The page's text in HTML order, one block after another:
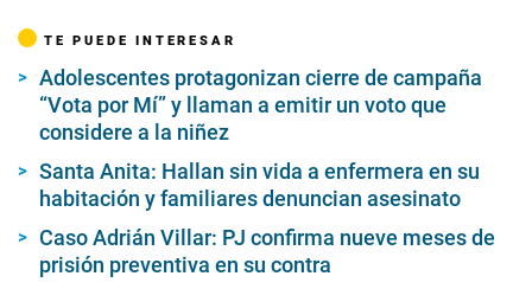
TE PUEDE INTERESAR
Adolescentes protagonizan cierre de campaña
“Vota por Mí” y llaman a emitir un voto que
considere a la niñez
Santa Anita: Hallan sin vida a enfermera en su
habitación y familiares denuncian asesinato
Caso Adrián Villar: PJ confirma nueve meses de
prisión preventiva en su contra